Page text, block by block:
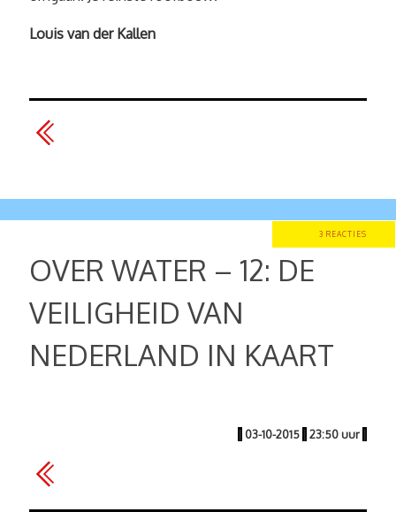
Louis van der Kallen
3 REACTIES
OVER WATER – 12: DE
VEILIGHEID VAN
NEDERLAND IN KAART
| 03-10-2015 | 23:50 uur |